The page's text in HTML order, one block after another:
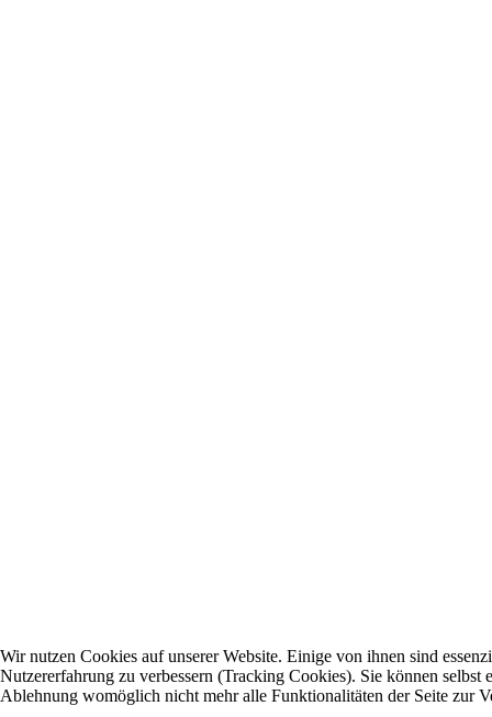
Wir nutzen Cookies auf unserer Website. Einige von ihnen sind
Nutzererfahrung zu verbessern (Tracking Cookies). Sie können selbst
Ablehnung womöglich nicht mehr alle Funktionalitäten der Seite zur